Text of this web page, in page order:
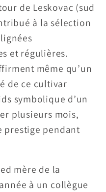
de Leskovac (sud
à la sélection
et régulières.
même qu’un
de ce cultivar
symbolique d’un
plusieurs mois,
prestige pendant
mère de la
à un collègue